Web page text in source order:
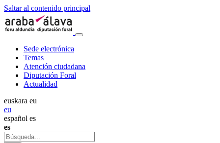
Saltar al contenido principal
Sede electrónica
Temas
Atención ciudadana
Diputación Foral
Actualidad
euskara eu
eu |
español es
es